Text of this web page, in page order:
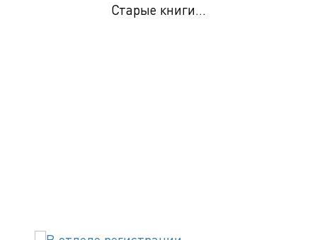
Старые книги...